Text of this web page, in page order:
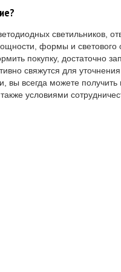
светильников,
формы и светового
покупку, достаточно
свяжутся для
вы всегда можете
условиями